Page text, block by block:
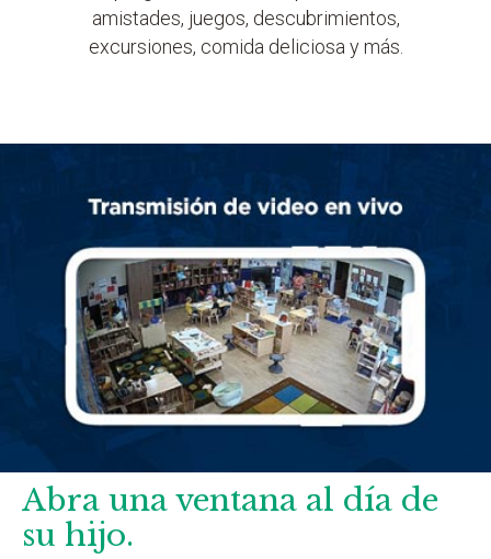
amistades, juegos, descubrimientos,
excursiones, comida deliciosa y más.
Abra una ventana al día de
su hijo.